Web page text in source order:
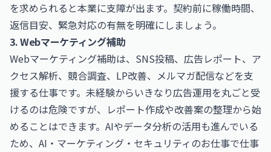
を求められると本業に支障が出ます。契約前に稼働時間、
返信目安、緊急対応の有無を明確にしましょう。
3. Webマーケティング補助
Webマーケティング補助は、SNS投稿、広告レポート、ア
クセス解析、競合調査、LP改善、メルマガ配信などを支
援する仕事です。未経験からいきなり広告運用を丸ごと受
けるのは危険ですが、レポート作成や改善案の整理から始
めることはできます。AIやデータ分析の活用も進んでいる
ため、 AI・マーケティング・セキュリティのお仕事で仕事